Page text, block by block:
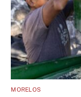
MORELOS